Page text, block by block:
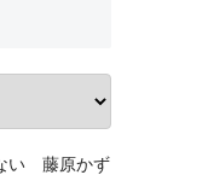
い 藤原かず